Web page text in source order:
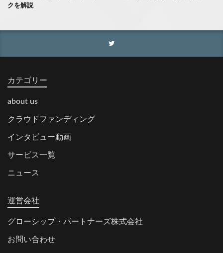
クを解説
カテゴリー
about us
クラウドファンディング
インタビュー動画
サービス一覧
ニュース
運営会社
グローシップ・パートナーズ株式会社
お問い合わせ